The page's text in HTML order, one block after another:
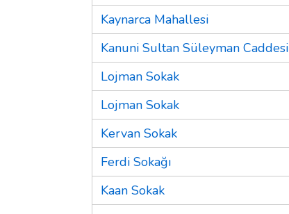
Kaynarca Mahallesi
Kanuni Sultan Süleyman Caddesi
Lojman Sokak
Lojman Sokak
Kervan Sokak
Ferdi Sokağı
Kaan Sokak